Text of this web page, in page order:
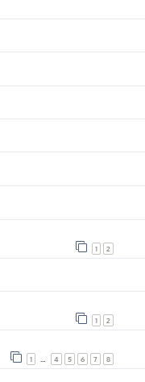
1 2
1 2
1 4 5 6 7 8